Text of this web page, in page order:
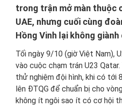
trong trận mở màn thuộc
UAE, nhưng cuối cùng
Hồng Vinh lại không
Tối ngày 9/10 (giờ Việt Nam),
vào cuộc chạm trán U23
thử nghiệm đội hình, khi có tới
lên ĐTQG để chuẩn bị cho
không ít ngôi sao ít có cơ hội